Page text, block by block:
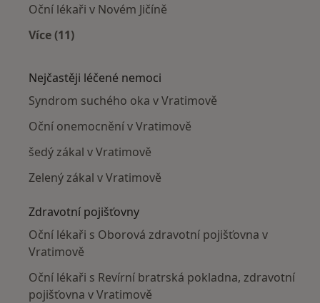
Oční lékaři v Novém Jičíně
Více (11)
Nejčastěji léčené nemoci
Syndrom suchého oka v Vratimově
Oční onemocnění v Vratimově
šedý zákal v Vratimově
Zelený zákal v Vratimově
Zdravotní pojišťovny
Oční lékaři s Oborová zdravotní pojišťovna v
Vratimově
Oční lékaři s Revírní bratrská pokladna, zdravotní
pojišťovna v Vratimově